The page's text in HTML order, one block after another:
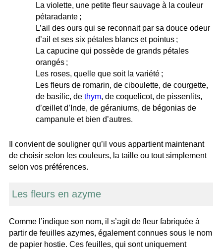
La violette, une petite fleur sauvage à la couleur
pétaradante ;
L’ail des ours qui se reconnait par sa douce odeur
d’ail et ses six pétales blancs et pointus ;
La capucine qui possède de grands pétales
orangés ;
Les roses, quelle que soit la variété ;
Les fleurs de romarin, de ciboulette, de courgette,
de basilic, de thym, de coquelicot, de pissenlits,
d’œillet d’Inde, de géraniums, de bégonias de
campanule et bien d’autres.
Il convient de souligner qu’il vous appartient maintenant
de choisir selon les couleurs, la taille ou tout simplement
selon vos préférences.
Les fleurs en azyme
Comme l’indique son nom, il s’agit de fleur fabriquée à
partir de feuilles azymes, également connues sous le nom
de papier hostie. Ces feuilles, qui sont uniquement